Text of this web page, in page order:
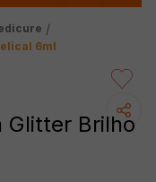
6ml
Glitter Brilho